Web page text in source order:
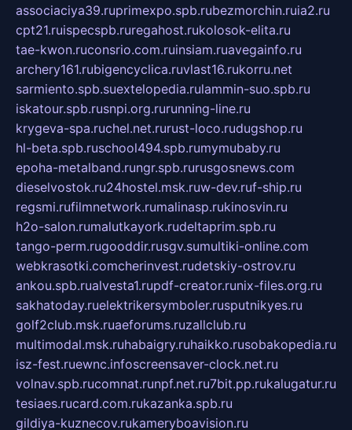
associaciya39.ruprimexpo.spb.rubezmorchin.ruia2.ru
cpt21.ruispecspb.ruregahost.rukolosok-elita.ru
tae-kwon.ruconsrio.com.ruinsiam.ruavegainfo.ru
archery161.rubigencyclica.ruvlast16.rukorru.net
sarmiento.spb.suextelopedia.rulammin-suo.spb.ru
iskatour.spb.rusnpi.org.rurunning-line.ru
krygeva-spa.ruchel.net.rurust-loco.rudugshop.ru
hl-beta.spb.ruschool494.spb.rumymubaby.ru
epoha-metalband.rungr.spb.rurusgosnews.com
dieselvostok.ru24hostel.msk.ruw-dev.ruf-ship.ru
regsmi.rufilmnetwork.rumalinasp.rukinosvin.ru
h2o-salon.rumalutkayork.rudeltaprim.spb.ru
tango-perm.rugooddir.rusgv.sumultiki-online.com
webkrasotki.comcherinvest.rudetskiy-ostrov.ru
ankou.spb.rualvesta1.rupdf-creator.runix-files.org.ru
sakhatoday.ruelektrikersymboler.rusputnikyes.ru
golf2club.msk.ruaeforums.ruzallclub.ru
multimodal.msk.ruhabaigry.ruhaikko.rusobakopedia.ru
isz-fest.ruewnc.infoscreensaver-clock.net.ru
volnav.spb.rucomnat.runpf.net.ru7bit.pp.rukalugatur.ru
tesiaes.rucard.com.rukazanka.spb.ru
gildiya-kuznecov.rukameryboavision.ru